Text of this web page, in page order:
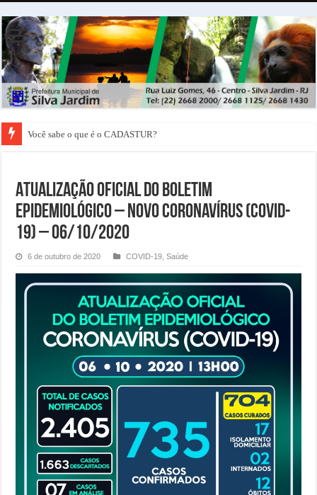
Você sabe o que é o CADASTUR?
ATUALIZAÇÃO OFICIAL DO BOLETIM
EPIDEMIOLÓGICO – NOVO CORONAVÍRUS (COVID-
19) – 06/10/2020
6 de outubro de 2020 COVID-19 ,Saúde